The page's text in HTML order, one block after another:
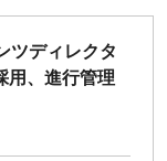
ツディレクタ
用、進行管理